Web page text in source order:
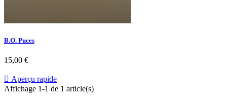
B.O. Puces
15,00 €
 Aperçu rapide
Affichage 1-1 de 1 article(s)